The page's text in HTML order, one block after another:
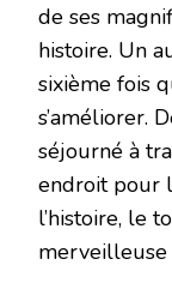
de ses
histoire. Un
sixième fois
s’améliorer.
séjourné à
endroit pour
l’histoire, le
merveilleuse